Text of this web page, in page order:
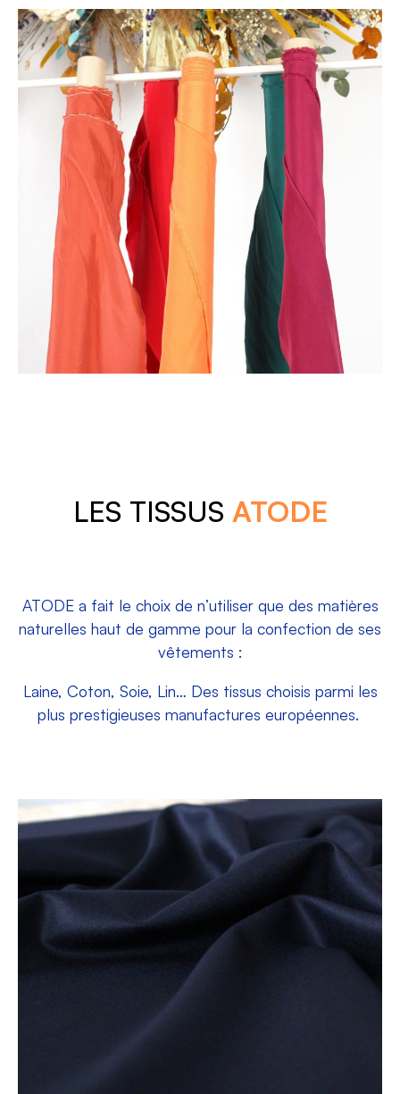
LES TISSUS ATODE
ATODE a fait le choix de n’utiliser que des matières
naturelles haut de gamme pour la confection de ses
vêtements :
Laine, Coton, Soie, Lin… Des tissus choisis parmi les
plus prestigieuses manufactures européennes.